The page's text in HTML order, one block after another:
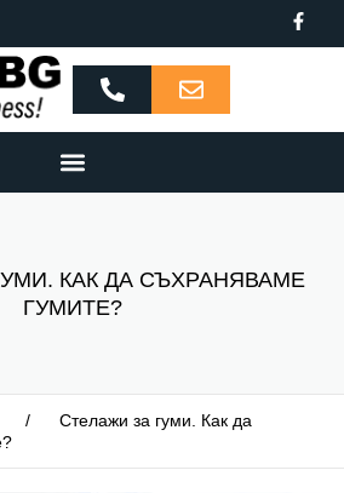
КАК ДА СЪХРАНЯВАМЕ
ГУМИТЕ?
/
Стелажи за гуми. Как да